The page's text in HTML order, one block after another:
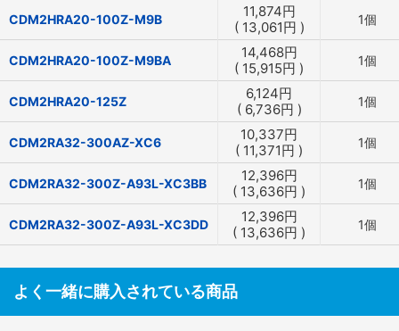
CDM2HRA20-100Z-M9B 11,874円
( 13,061円 ) 1個
CDM2HRA20-100Z-M9BA 14,468円
( 15,915円 ) 1個
CDM2HRA20-125Z 6,124円
( 6,736円 ) 1個
CDM2RA32-300AZ-XC6 10,337円
( 11,371円 ) 1個
CDM2RA32-300Z-A93L-XC3BB 12,396円
( 13,636円 ) 1個
CDM2RA32-300Z-A93L-XC3DD 12,396円
( 13,636円 ) 1個
よく一緒に購入されている商品